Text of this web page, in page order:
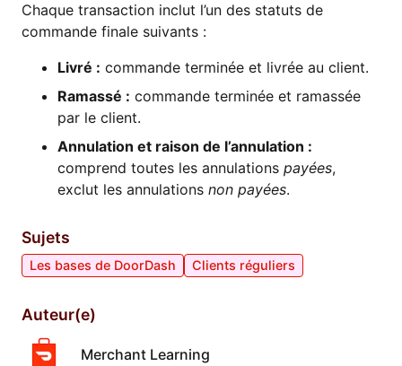
Chaque transaction inclut l’un des statuts de
commande finale suivants :
Livré : commande terminée et livrée au client.
Ramassé : commande terminée et ramassée
par le client.
Annulation et raison de l’annulation :
comprend toutes les annulations payées,
exclut les annulations non payées.
Sujets
Les bases de DoorDash Clients réguliers
Auteur(e)
Merchant Learning